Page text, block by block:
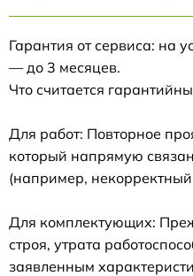
Гарантия от сервиса: на
— до 3 месяцев.
Что считается
Для работ: Повторное
который напрямую
(например,
Для комплектующих:
строя, утрата
заявленным